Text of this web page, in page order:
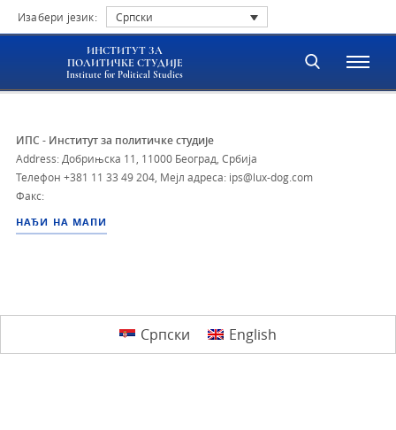
Изабери језик: Српски
ИНСТИТУТ ЗА
ПОЛИТИЧКЕ СТУДИЈЕ
Institute for Political Studies
ИПС - Институт за политичке студије
Address: Добрињска 11, 11000 Београд, Србија
Телефон +381 11 33 49 204 Мејл адреса: ips@lux-dog.com
Факс:
НАЂИ НА МАПИ
Српски English